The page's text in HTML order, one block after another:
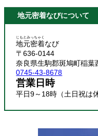
地元密着なびについて
地元密着
じもとみっちゃく
なび
〒636-0144
奈良県生駒郡斑鳩町稲
0745-43-8678
営業日時
平日9～18時（土日祝は休